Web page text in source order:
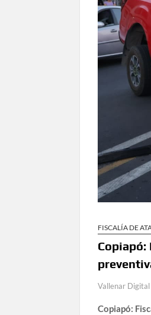
FISCALÍA DE
Vallenar Digital
Copiapó: